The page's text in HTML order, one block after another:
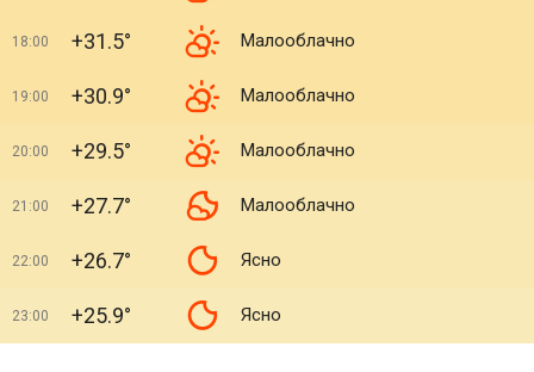
18:00 +31.5° Малооблачно
19:00 +30.9° Малооблачно
20:00 +29.5° Малооблачно
21:00 +27.7° Малооблачно
22:00 +26.7° Ясно
23:00 +25.9° Ясно